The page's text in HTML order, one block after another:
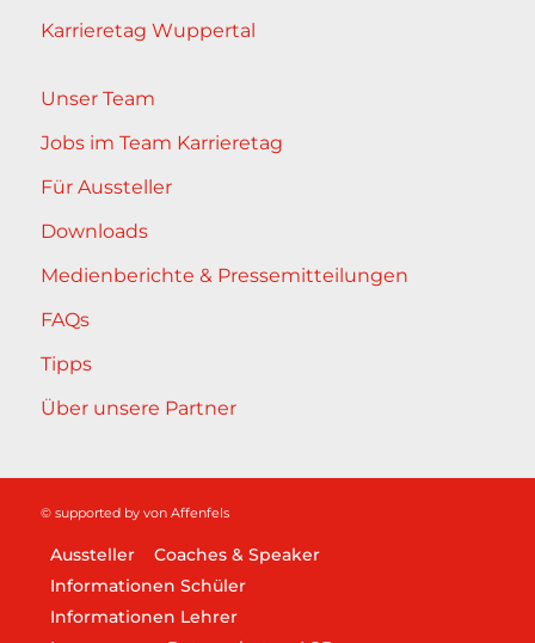
Karrieretag Wuppertal
Unser Team
Jobs im Team Karrieretag
Für Aussteller
Downloads
Medienberichte & Pressemitteilungen
FAQs
Tipps
Über unsere Partner
© supported by von Affenfels
Aussteller
Coaches & Speaker
Informationen Schüler
Informationen Lehrer